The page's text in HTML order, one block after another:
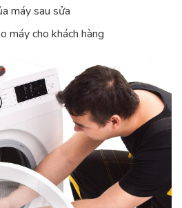
máy sau sửa
máy cho khách hàng